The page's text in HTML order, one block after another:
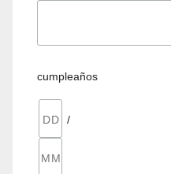
cumpleaños
/